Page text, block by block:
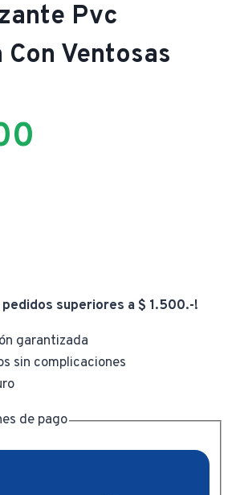
Pvc
Ventosas
pedidos superiores a $ 1.500.-!
garantizada
sin complicaciones
de pago